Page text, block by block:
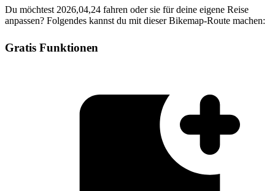
Du möchtest 2026,04,24 fahren oder sie für deine eigene Reise
anpassen? Folgendes kannst du mit dieser Bikemap-Route machen:
Gratis Funktionen